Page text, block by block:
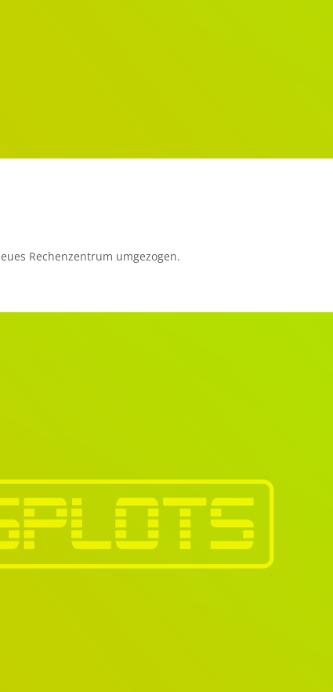
Rechenzentrum umgezogen.